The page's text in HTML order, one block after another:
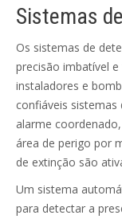
Sistemas
Os sistemas de
precisão imbatível
instaladores e
confiáveis
alarme
área de perigo por
de extinção são
Um sistema
para detectar a